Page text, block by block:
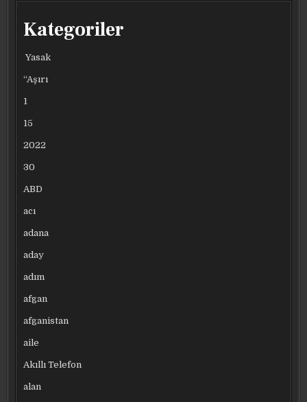
Kategoriler
Yasak
“Aşırı
1
15
2022
30
ABD
acı
adana
aday
adım
afgan
afganistan
aile
Akıllı Telefon
alan